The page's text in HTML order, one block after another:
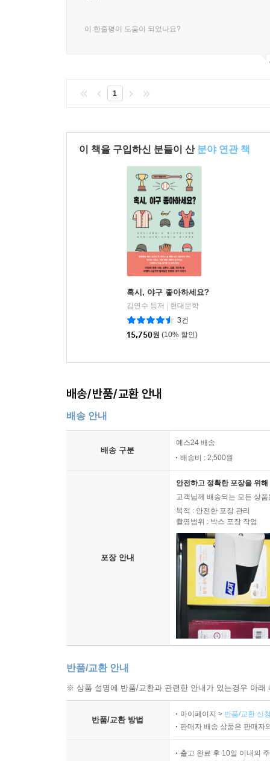
이 한줄평이 도움이 되었나요?
1
이 책을 구입하신 분들이 산 분야 연관 책
혹시, 야구 좋아하세요?
김연수 등저
현대문학
3건
15,750원 (10% 할인)
배송/반품/교환 안내
배송 안내
배송 구분
예스24 배송
배송비 : 2,500원
포장 안내
안전하고 정확한 포장을 위
고객님께 배송되는 모든 상
목적 : 안전한 포장 관리
촬영범위 : 박스 포장 작업
반품/교환 안내
※ 상품 설명에 반품/교환과 관련한 안내가 있는경우 아
반품/교환 방법
마이페이지 > 반품/교환 신
판매자 배송 상품은 판매자
출고 완료 후 10일 이내의